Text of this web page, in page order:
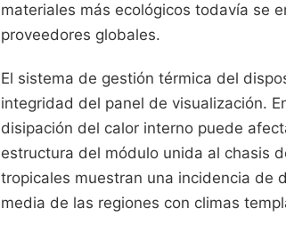
materiales más ecológicos todavía se
proveedores globales.
El sistema de gestión térmica del
integridad del panel de visualización.
disipación del calor interno puede
estructura del módulo unida al chasis
tropicales muestran una incidencia de
media de las regiones con climas